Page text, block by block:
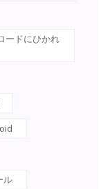
ードにひかれ
ル